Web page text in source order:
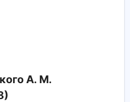
A. M.